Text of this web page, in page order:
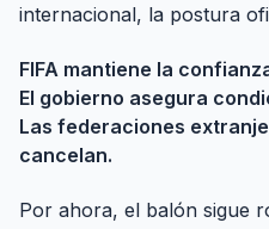
internacional, la postura
FIFA mantiene la
El gobierno asegura
Las federaciones
cancelan.
Por ahora, el balón sigue